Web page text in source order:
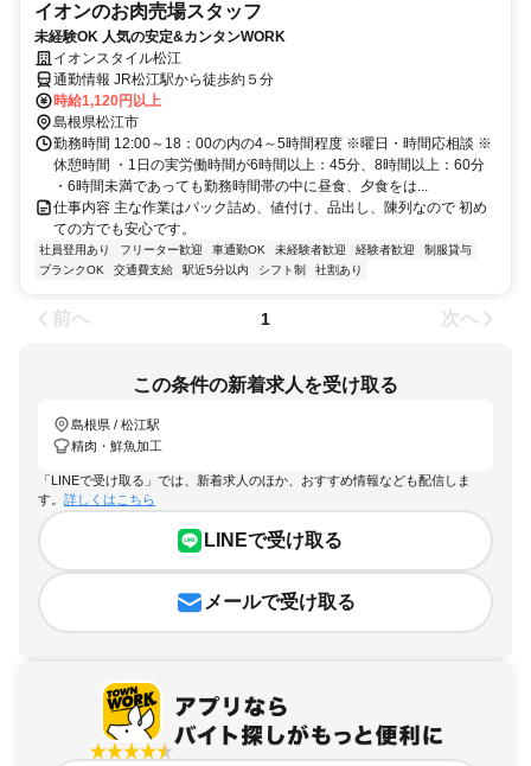
イオンのお肉売場スタッフ
未経験OK 人気の安定&カンタンWORK
イオンスタイル松江
通勤情報 JR松江駅から徒歩約５分
時給1,120円以上
島根県松江市
勤務時間 12:00～18：00の内の4～5時間程度 ※曜日・時間応相談 ※
休憩時間 ・1日の実労働時間が6時間以上：45分、8時間以上：60分
・6時間未満であっても勤務時間帯の中に昼食、夕食をは...
仕事内容 主な作業はパック詰め、値付け、品出し、陳列なので 初め
ての方でも安心です。
社員登用あり フリーター歓迎 車通勤OK 未経験者歓迎 経験者歓迎
制服貸与
ブランクOK
交通費支給 駅近5分以内 シフト制 社割あり
前へ 1 次へ
この条件の新着求人を受け取る
島根県 / 松江駅
精肉・鮮魚加工
「LINEで受け取る」では、新着求人のほか、おすすめ情報なども配信しま
す。 詳しくはこちら
LINEで受け取る
メールで受け取る